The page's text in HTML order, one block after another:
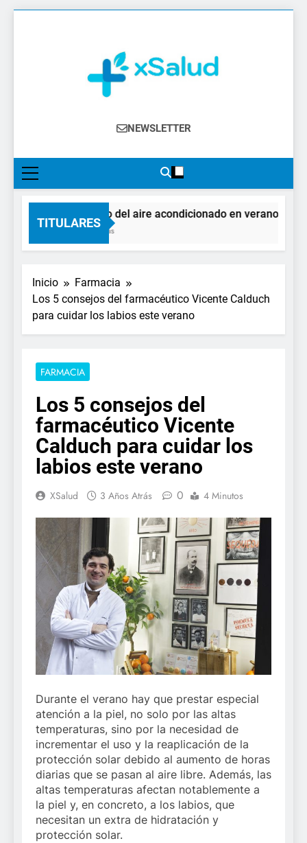
XSalud
Noticias Del Sector Salud. Congresos Y
Farmacéutica, Atención Primaria,
Especialistas, Farmacia, Etc…
NEWSLETTER
TITULARES
El impacto del aire acondicionado en verano:
13 Horas Atrás
Inicio
Farmacia
Los 5 consejos del farmacéutico Vicente Calduch
para cuidar los labios este verano
FARMACIA
Los 5 consejos del
farmacéutico Vicente
Calduch para cuidar los
labios este verano
XSalud 3 Años Atrás 0 4 Minutos
Durante el verano hay que prestar especial
atención a la piel, no solo por las altas
temperaturas, sino por la necesidad de
incrementar el uso y la reaplicación de la
protección solar debido al aumento de horas
diarias que se pasan al aire libre. Además, las
altas temperaturas afectan notablemente a
la piel y, en concreto, a los labios, que
necesitan un extra de hidratación y
protección solar.